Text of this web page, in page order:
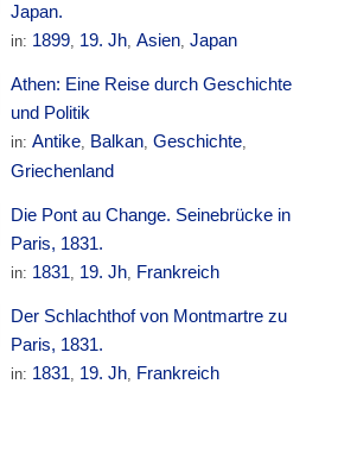
Japan.
in: 1899, 19. Jh,Asien,Japan
Athen: Eine Reise durch Geschichte
und Politik
in:Antike, Balkan,Geschichte,
Griechenland
Die Pont au Change. Seinebrücke in
Paris, 1831.
in: 1831, 19. Jh, Frankreich
Der Schlachthof von Montmartre zu
Paris, 1831.
in: 1831, 19. Jh, Frankreich